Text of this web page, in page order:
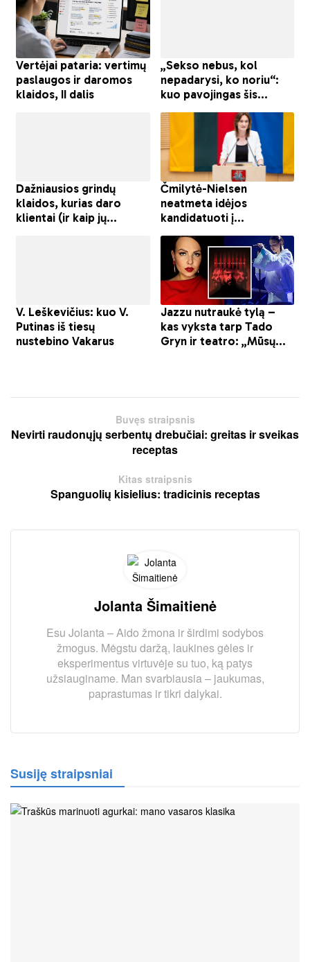
Buvęs straipsnis
Nevirti raudonųjų serbentų drebučiai: greitas ir sveikas
receptas
Kitas straipsnis
Spanguolių kisielius: tradicinis receptas
Jolanta Šimaitienė
Esu Jolanta – Aido žmona ir širdimi sodybos
žmogus. Mėgstu daržą, laukines gėles ir
eksperimentus virtuvėje su tuo, ką patys
užsiauginame. Man svarbiausia – jaukumas,
paprastumas ir tikri dalykai.
Susiję straipsniai